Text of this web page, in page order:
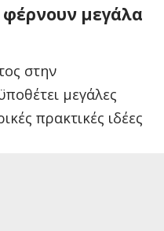
μεγάλα
στην
μεγάλες
πρακτικές ιδέες